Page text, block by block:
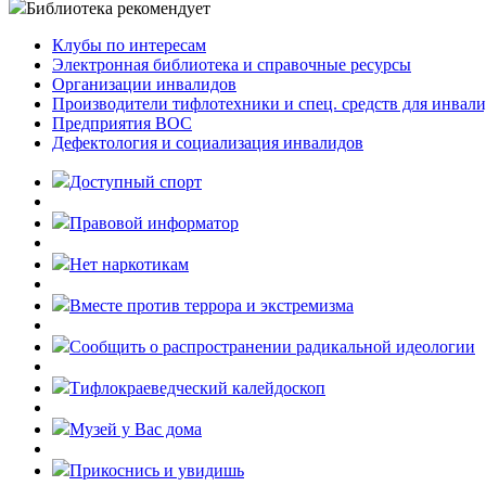
Библиотека рекомендует
Клубы по интересам
Электронная библиотека и справочные ресурсы
Организации инвалидов
Производители тифлотехники и спец. средств для
Предприятия ВОС
Дефектология и социализация инвалидов
Доступный спорт
Правовой информатор
Нет наркотикам
Вместе против террора и экстремизма
Cообщить о распространении радикальной идеологии
Тифлокраеведческий калейдоскоп
Музей у Вас дома
Прикоснись и увидишь